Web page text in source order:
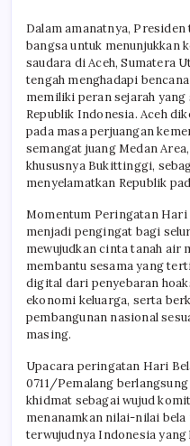
Dalam amanatnya,
bangsa untuk menunjukkan
saudara di Aceh, Sumatera
tengah menghadapi
memiliki peran sejarah
Republik Indonesia. Aceh
pada masa perjuangan
semangat juang Medan
khususnya Bukittinggi,
menyelamatkan Republik
Momentum Peringatan Hari
menjadi pengingat bagi
mewujudkan cinta tanah air
membantu sesama yang
digital dari penyebaran
ekonomi keluarga, serta
pembangunan nasional
masing.
Upacara peringatan Hari
0711/Pemalang
khidmat sebagai wujud
menanamkan nilai-nilai bela
terwujudnya Indonesia yang